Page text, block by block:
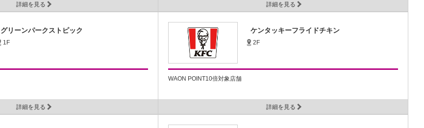
詳細を見る 詳細を見る
グリーンパークストピック
1F
詳細を見る
ケンタッキーフライドチキン
2F
WAON POINT10倍対象店舗
詳細を見る